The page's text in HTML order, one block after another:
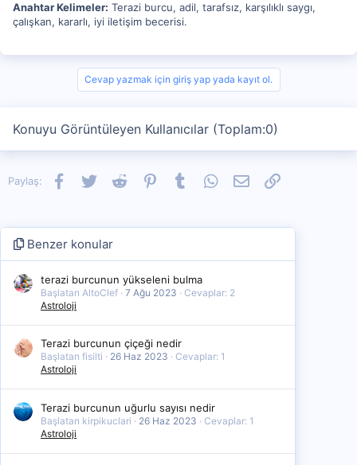
Anahtar Kelimeler: Terazi burcu, adil, tarafsız, karşılıklı saygı,
çalışkan, kararlı, iyi iletişim becerisi.
Cevap yazmak için giriş yap yada kayıt ol.
Konuyu Görüntüleyen Kullanıcılar (Toplam:0)
Paylaş: Facebook
TwitterReddit PinterestTumblrWhatsApp
E-postaLink
Benzer konular
terazi burcunun yükseleni bulma
Başlatan AltoClef 7 Ağu 2023
Cevaplar: 2
Astroloji
Terazi burcunun çiçeği nedir
Başlatan fisilti 26 Haz 2023
Cevaplar: 1
Astroloji
Terazi burcunun uğurlu sayısı nedir
Başlatan kirpikuclari 26 Haz 2023
Cevaplar: 1
Astroloji